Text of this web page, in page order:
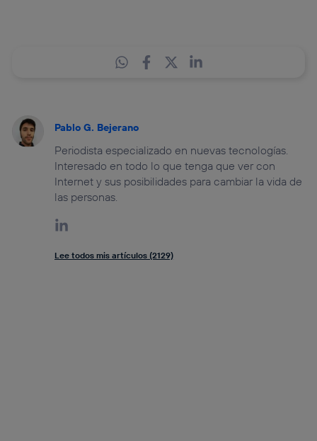
Pablo G. Bejerano
Periodista especializado en nuevas tecnologías.
Interesado en todo lo que tenga que ver con
Internet y sus posibilidades para cambiar la vida de
las personas.
Lee todos mis artículos (2129)